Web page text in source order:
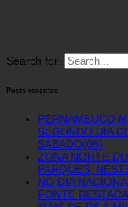
Search for:
Posts recentes
PERNAMBUCO
SEGUNDO DIA
SÁBADO(08)
ZONA NORTE
PARQUES,
NO DIA
FONTE